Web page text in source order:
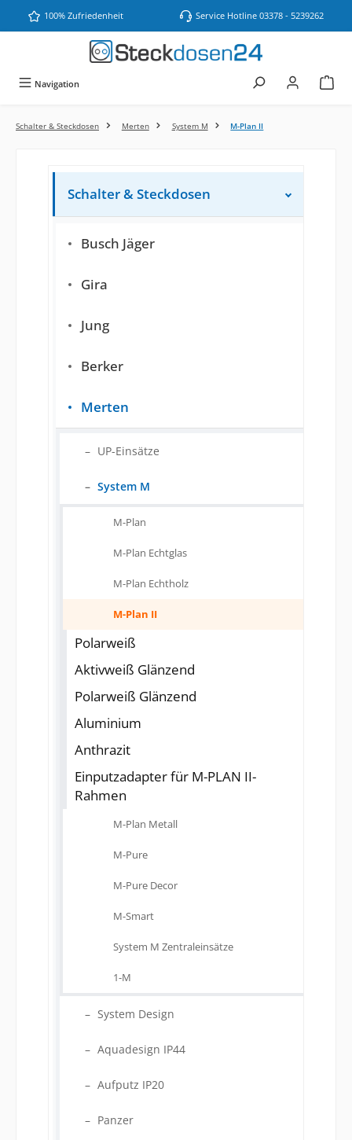
Zum Hauptinhalt springen
100% Zufriedenheit Service Hotline 03378 - 5239262
Navigation
Schalter & Steckdosen Merten System M M-Plan II
Schalter & Steckdosen
Busch Jäger
Gira
Jung
Berker
Merten
UP-Einsätze
System M
M-Plan
M-Plan Echtglas
M-Plan Echtholz
M-Plan II
Polarweiß
Aktivweiß Glänzend
Polarweiß Glänzend
Aluminium
Anthrazit
Einputzadapter für M-PLAN II-
Rahmen
M-Plan Metall
M-Pure
M-Pure Decor
M-Smart
System M Zentraleinsätze
1-M
System Design
Aquadesign IP44
Aufputz IP20
Panzer